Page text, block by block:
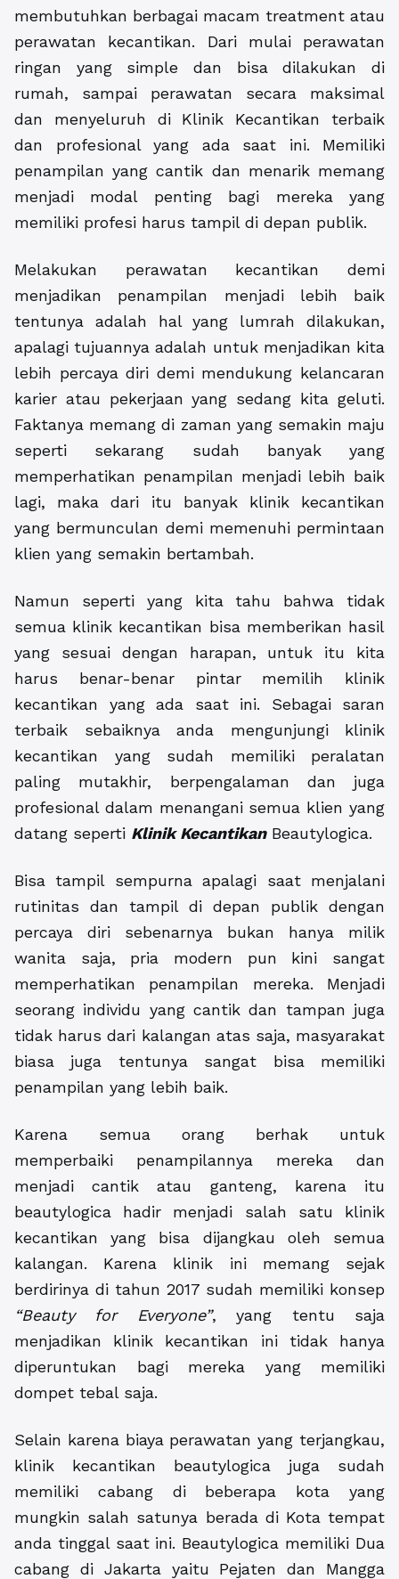
membutuhkan berbagai macam treatment atau
perawatan kecantikan. Dari mulai perawatan
ringan yang simple dan bisa dilakukan di
rumah, sampai perawatan secara maksimal
dan menyeluruh di Klinik Kecantikan terbaik
dan profesional yang ada saat ini. Memiliki
penampilan yang cantik dan menarik memang
menjadi modal penting bagi mereka yang
memiliki profesi harus tampil di depan publik.
Melakukan perawatan kecantikan demi
menjadikan penampilan menjadi lebih baik
tentunya adalah hal yang lumrah dilakukan,
apalagi tujuannya adalah untuk menjadikan kita
lebih percaya diri demi mendukung kelancaran
karier atau pekerjaan yang sedang kita geluti.
Faktanya memang di zaman yang semakin maju
seperti sekarang sudah banyak yang
memperhatikan penampilan menjadi lebih baik
lagi, maka dari itu banyak klinik kecantikan
yang bermunculan demi memenuhi permintaan
klien yang semakin bertambah.
Namun seperti yang kita tahu bahwa tidak
semua klinik kecantikan bisa memberikan hasil
yang sesuai dengan harapan, untuk itu kita
harus benar-benar pintar memilih klinik
kecantikan yang ada saat ini. Sebagai saran
terbaik sebaiknya anda mengunjungi klinik
kecantikan yang sudah memiliki peralatan
paling mutakhir, berpengalaman dan juga
profesional dalam menangani semua klien yang
datang seperti Klinik KecantikanBeautylogica.
Bisa tampil sempurna apalagi saat menjalani
rutinitas dan tampil di depan publik dengan
percaya diri sebenarnya bukan hanya milik
wanita saja, pria modern pun kini sangat
memperhatikan penampilan mereka. Menjadi
seorang individu yang cantik dan tampan juga
tidak harus dari kalangan atas saja, masyarakat
biasa juga tentunya sangat bisa memiliki
penampilan yang lebih baik.
Karena semua orang berhak untuk
memperbaiki penampilannya mereka dan
menjadi cantik atau ganteng, karena itu
beautylogica hadir menjadi salah satu klinik
kecantikan yang bisa dijangkau oleh semua
kalangan. Karena klinik ini memang sejak
berdirinya di tahun 2017 sudah memiliki konsep
“Beauty for Everyone”, yang tentu saja
menjadikan klinik kecantikan ini tidak hanya
diperuntukan bagi mereka yang memiliki
dompet tebal saja.
Selain karena biaya perawatan yang terjangkau,
klinik kecantikan beautylogica juga sudah
memiliki cabang di beberapa kota yang
mungkin salah satunya berada di Kota tempat
anda tinggal saat ini. Beautylogica memiliki Dua
cabang di Jakarta yaitu Pejaten dan Mangga